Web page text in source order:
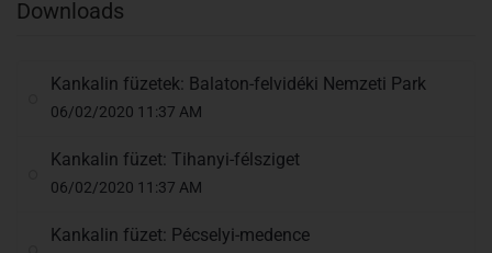
Downloads
Kankalin füzetek: Balaton-felvidéki Nemzeti Park
06/02/2020 11:37 AM
Kankalin füzet: Tihanyi-félsziget
06/02/2020 11:37 AM
Kankalin füzet: Pécselyi-medence